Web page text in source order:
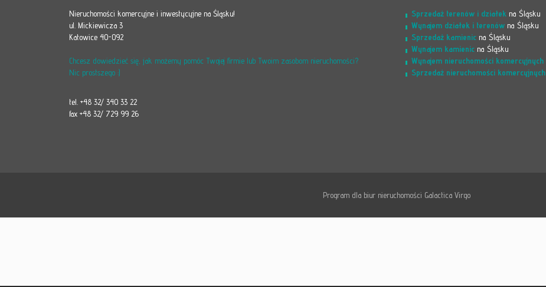
Nieruchomości komercyjne i inwestycyjne na Śląsku!
ul. Mickiewicza 3
Katowice 40-092
Chcesz dowiedzieć się, jak możemy pomóc Twojej firmie lub Twoim zasobom nieruchomości?
Nic prostszego :)
tel. +48 32/ 340 33 22
fax +48 32/ 729 99 26
Sprzedaż terenów i działek na Śląsku
Wynajem działek i terenów na Śląsku
Sprzedaż kamienic na Śląsku
Wynajem kamienic na Śląsku
Wynajem nieruchomości komercyjnych
Sprzedaż nieruchomości komercyjnych
Program dla biur nieruchomości Galactica Virgo